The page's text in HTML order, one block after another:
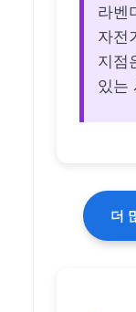
라벤
자전
지점
있는
더